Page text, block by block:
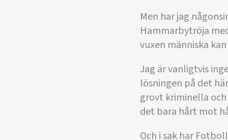
Men har jag
Hammarbytröja
vuxen människa
Jag är vanligtvis
lösningen på det
grovt kriminella
det bara hårt mot
Och i sak har